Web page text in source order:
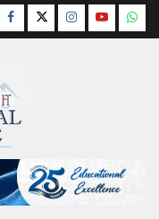
Facebook
TwitterInstagram
YouTube